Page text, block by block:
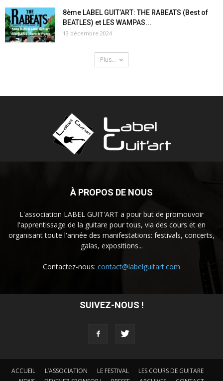
8ème LABEL GUIT’ART: THE RABEATS (Best of
BEATLES) et LES WAMPAS...
13 décembre 2024
Plus...
À PROPOS DE NOUS
L'association LABEL GUIT'ART a pour but de promouvoir
l'apprentissage de la guitare pour tous, via des cours et en
organisant toute l'année des manifestations: festivals, concerts,
galas, expositions...
Contactez-nous: contact@labelguitart.com
SUIVEZ-NOUS !
ACCUEIL L’ASSOCIATION LE FESTIVAL
LES COURS DE GUITARE